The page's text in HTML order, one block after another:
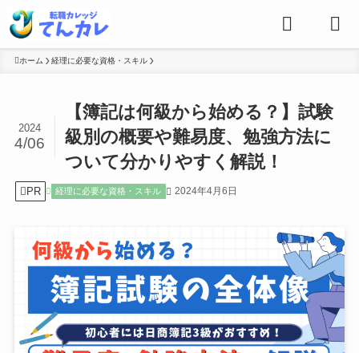
ホーム 経理に必要な資格・スキル
【簿記は何級から始める？】試験
級別の概要や難易度、勉強方法に
ついて分かりやすく解説！
2024
4/06
PR 経理に必要な資格・スキル 2024年4月6日